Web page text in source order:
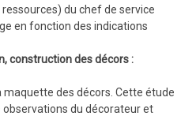
du chef de service
en fonction des indications
construction des décors :
maquette des décors. Cette étude
du décorateur et